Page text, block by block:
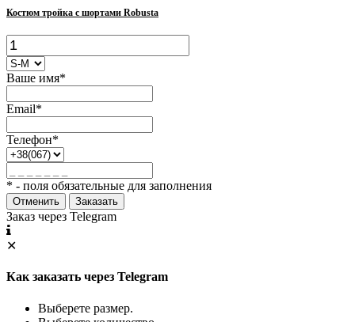
Костюм тройка с шортами Robusta
Ваше имя*
Email*
Телефон*
* - поля обязательные для заполнения
Отменить Заказать
Заказ через Telegram
✕
Как заказать через Telegram
Выберете размер.